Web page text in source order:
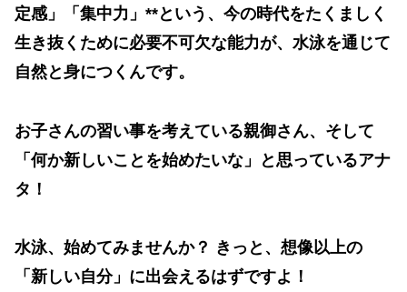
定感」「集中力」**という、今の時代をたくましく
生き抜くために必要不可欠な能力が、水泳を通じて
自然と身につくんです。
お子さんの習い事を考えている親御さん、そして
「何か新しいことを始めたいな」と思っているアナ
タ！
水泳、始めてみませんか？ きっと、想像以上の
「新しい自分」に出会えるはずですよ！